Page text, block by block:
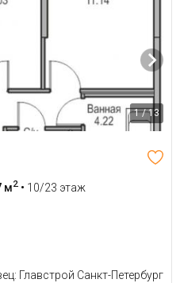
1 / 13
м2 • 10/23 этаж
Главстрой Санкт-Петербург